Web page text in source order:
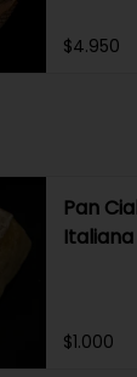
$4.950
Pan
Italiana
$1.000